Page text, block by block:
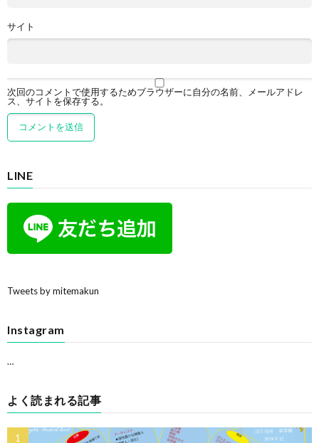
サイト
次回のコメントで使用するためブラウザーに自分の名前、メールアドレ
ス、サイトを保存する。
LINE
Tweets by mitemakun
Instagram
…
よく読まれる記事